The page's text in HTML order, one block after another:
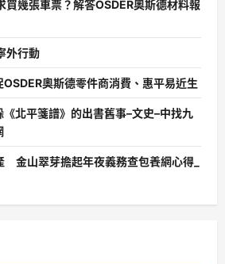
買幾張車票？解答OSDER奧斯德材料報
外行動
奧斯德零件商消費、惠平易近生
北平箋譜》的出書舊事–文史–中找九
金山翠芽擔起年夜義務查包養網心得_